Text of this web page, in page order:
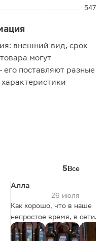
547
внешний вид, срок
могут
его поставляют разные
5Все
Алла
26 июля
Как хорошо, что в наше
непростое время, в сети
Магазинов Магнит,
товары - в которых